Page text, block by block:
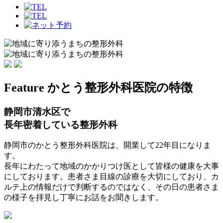
Feature かとう整形外科医院の特徴
静岡市清水区で
長年密着している整形外科
静岡市のかとう整形外科医院は、開業して22年目になりま
す。
長年にわたって地域のかかりつけ医として皆様の健康を大事
にしております。患者さま目線の診療を大切にしており、カ
ルテ上の情報だけで判断するのではなく、その日の患者さま
の様子を拝見し丁寧にお話をお聞きします。